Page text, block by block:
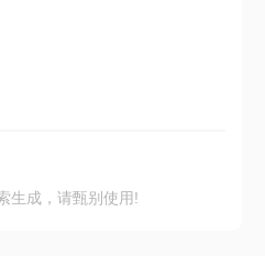
生成，请甄别使用!